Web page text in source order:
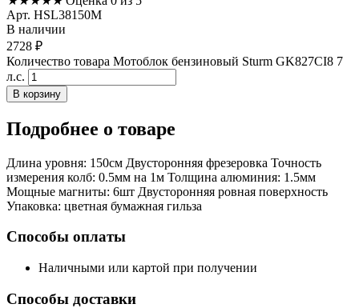
Арт. HSL38150M
В наличии
2728 ₽
Количество товара Мотоблок бензиновый Sturm GK827CI8 7
л.с.
В корзину
Подробнее о товаре
Длина уровня: 150см Двусторонняя фрезеровка Точность
измерения колб: 0.5мм на 1м Толщина алюминия: 1.5мм
Мощные магниты: 6шт Двусторонняя ровная поверхность
Упаковка: цветная бумажная гильза
Способы оплаты
Наличными или картой при получении
Способы доставки